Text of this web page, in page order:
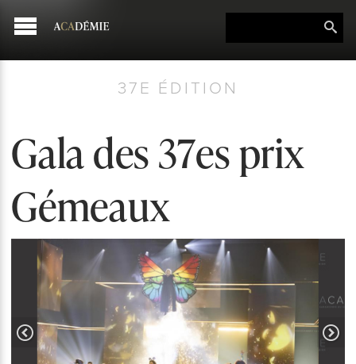
37E ÉDITION
Gala des 37es prix
Gémeaux